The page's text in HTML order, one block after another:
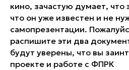
кино, зачастую думает, что
что он уже известен и не
самопрезентации.
распишите эти два
будут уверены, что вы
проекте и работе с ФПРК